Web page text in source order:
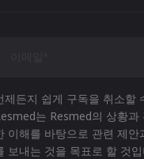
제든지 쉽게 구독을 취소할
는 Resmed의 상황과
이해를 바탕으로 관련 제안
보내는 것을 목표로 할 것